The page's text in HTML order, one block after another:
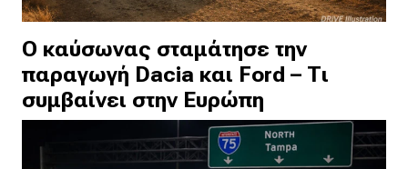
Ο καύσωνας σταμάτησε την
παραγωγή Dacia και Ford – Τι
συμβαίνει στην Ευρώπη